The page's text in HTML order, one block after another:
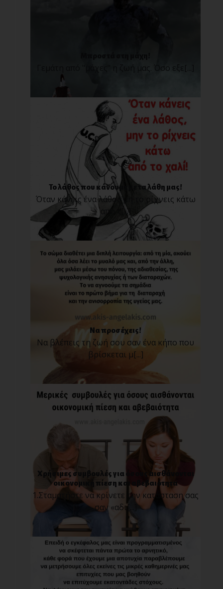
Γεμάτη από "μάχες" η ζωή μας. Όσο εξε[...]
Το λάθος που κάνουμε με τα λάθη μας!
Όταν κάνεις ένα λάθος μη το ρίχνεις κάτω
από τ[...]
Να προσέχεις!
Να βλέπεις τη ζωή σου σαν ένα κήπο που
βρίσκεται μ[...]
Χρήσιμες συμβουλές για όσους αισθάνονται
οικονομική πίεση και αβεβαιότητα
1.Σταματήστε να κρίνετε την κατάσταση σας
σαν «αδι[...]